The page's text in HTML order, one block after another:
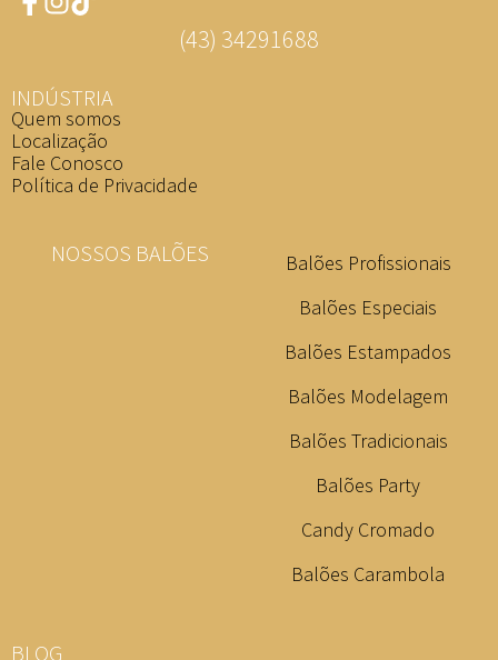
(43) 34291688
INDÚSTRIA
Quem somos
Localização
Fale Conosco
Política de Privacidade
NOSSOS BALÕES
Balões Profissionais
Balões Especiais
Balões Estampados
Balões Modelagem
Balões Tradicionais
Balões Party
Candy Cromado
Balões Carambola
BLOG